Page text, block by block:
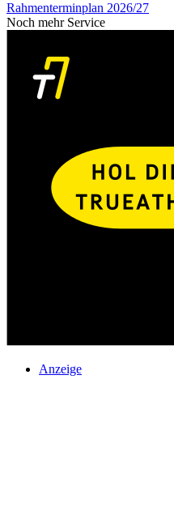
Rahmenterminplan 2026/27
Noch mehr Service
Anzeige